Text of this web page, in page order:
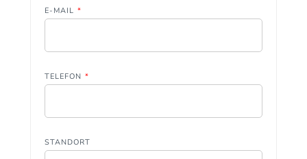
E-MAIL *
TELEFON *
STANDORT